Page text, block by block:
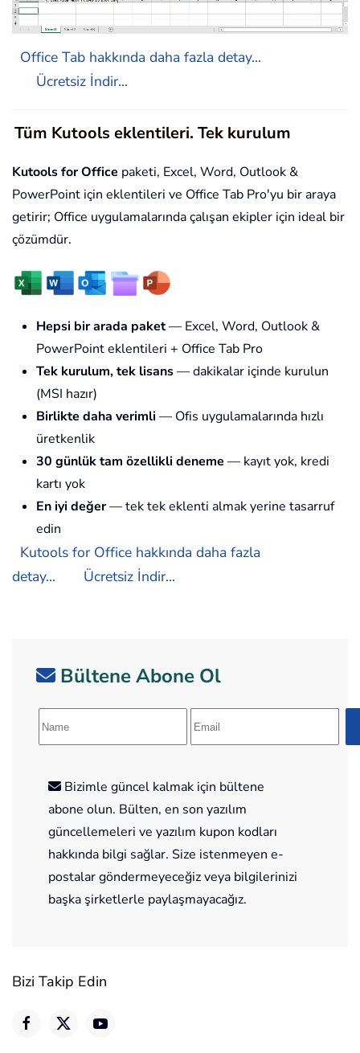
Office Tab hakkında daha fazla detay...
Ücretsiz İndir...
Tüm Kutools eklentileri. Tek kurulum
Kutools for Office paketi, Excel, Word, Outlook &
PowerPoint için eklentileri ve Office Tab Pro'yu bir araya
getirir; Office uygulamalarında çalışan ekipler için ideal bir
çözümdür.
Hepsi bir arada paket— Excel, Word, Outlook &
PowerPoint eklentileri + Office Tab Pro
Tek kurulum, tek lisans— dakikalar içinde kurulun
(MSI hazır)
Birlikte daha verimli — Ofis uygulamalarında hızlı
üretkenlik
30 günlük tam özellikli deneme — kayıt yok, kredi
kartı yok
En iyi değer— tek tek eklenti almak yerine tasarruf
edin
Kutools for Office hakkında daha fazla
detay...
Ücretsiz İndir...
Bültene Abone Ol
Bizimle güncel kalmak için bültene
abone olun. Bülten, en son yazılım
güncellemeleri ve yazılım kupon kodları
hakkında bilgi sağlar. Size istenmeyen e-
postalar göndermeyeceğiz veya bilgilerinizi
başka şirketlerle paylaşmayacağız.
Bizi Takip Edin